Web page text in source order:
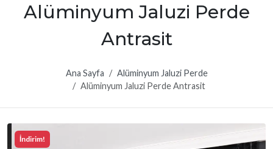
Alüminyum Jaluzi Perde
Antrasit
Ana Sayfa
Alüminyum Jaluzi Perde
Alüminyum Jaluzi Perde Antrasit
İndirim!